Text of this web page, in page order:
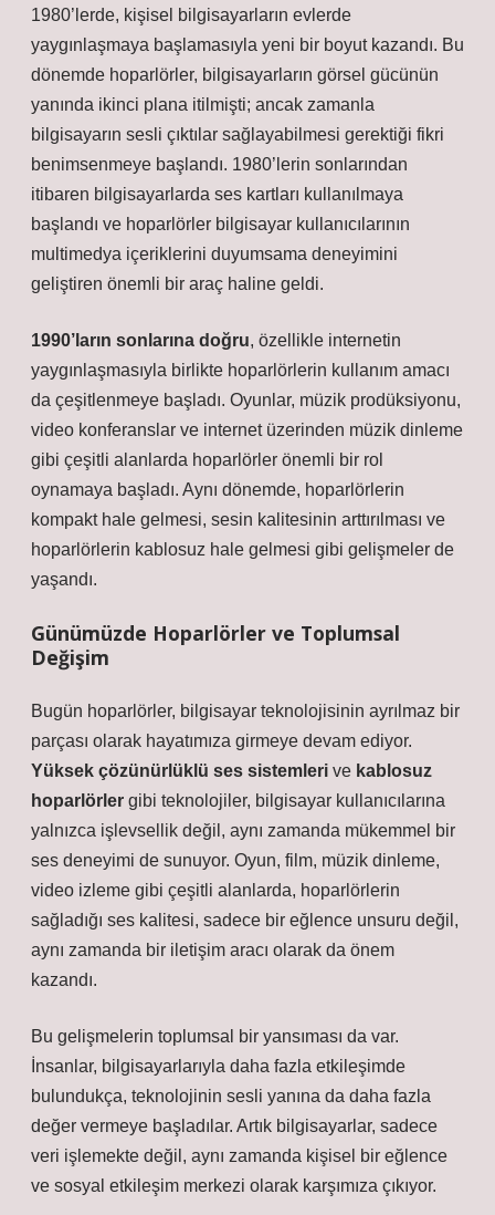
1980’lerde, kişisel bilgisayarların evlerde
yaygınlaşmaya başlamasıyla yeni bir boyut kazandı. Bu
dönemde hoparlörler, bilgisayarların görsel gücünün
yanında ikinci plana itilmişti; ancak zamanla
bilgisayarın sesli çıktılar sağlayabilmesi gerektiği fikri
benimsenmeye başlandı. 1980’lerin sonlarından
itibaren bilgisayarlarda ses kartları kullanılmaya
başlandı ve hoparlörler bilgisayar kullanıcılarının
multimedya içeriklerini duyumsama deneyimini
geliştiren önemli bir araç haline geldi.
1990’ların sonlarına doğru, özellikle internetin
yaygınlaşmasıyla birlikte hoparlörlerin kullanım amacı
da çeşitlenmeye başladı. Oyunlar, müzik prodüksiyonu,
video konferanslar ve internet üzerinden müzik dinleme
gibi çeşitli alanlarda hoparlörler önemli bir rol
oynamaya başladı. Aynı dönemde, hoparlörlerin
kompakt hale gelmesi, sesin kalitesinin arttırılması ve
hoparlörlerin kablosuz hale gelmesi gibi gelişmeler de
yaşandı.
Günümüzde Hoparlörler ve Toplumsal
Değişim
Bugün hoparlörler, bilgisayar teknolojisinin ayrılmaz bir
parçası olarak hayatımıza girmeye devam ediyor.
Yüksek çözünürlüklü ses sistemleri ve kablosuz
hoparlörler gibi teknolojiler, bilgisayar kullanıcılarına
yalnızca işlevsellik değil, aynı zamanda mükemmel bir
ses deneyimi de sunuyor. Oyun, film, müzik dinleme,
video izleme gibi çeşitli alanlarda, hoparlörlerin
sağladığı ses kalitesi, sadece bir eğlence unsuru değil,
aynı zamanda bir iletişim aracı olarak da önem
kazandı.
Bu gelişmelerin toplumsal bir yansıması da var.
İnsanlar, bilgisayarlarıyla daha fazla etkileşimde
bulundukça, teknolojinin sesli yanına da daha fazla
değer vermeye başladılar. Artık bilgisayarlar, sadece
veri işlemekte değil, aynı zamanda kişisel bir eğlence
ve sosyal etkileşim merkezi olarak karşımıza çıkıyor.